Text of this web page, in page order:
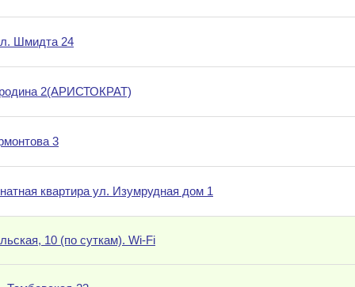
Шмидта 24
2(АРИСТОКРАТ)
3
квартира ул. Изумрудная дом 1
10 (по суткам). Wi-Fi